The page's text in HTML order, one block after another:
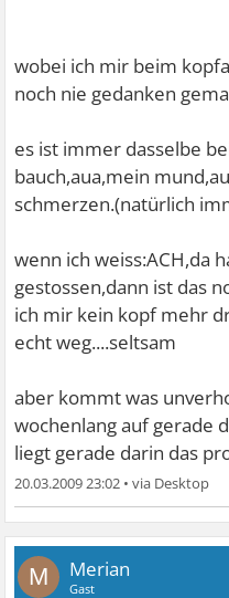
wobei ich mir beim
noch nie gedanken
es ist immer dasselbe
bauch,aua,mein
schmerzen.(natürlich
wenn ich weiss:ACH,da
gestossen,dann ist das
ich mir kein kopf mehr
echt weg....seltsam
aber kommt was
wochenlang auf gerade
liegt gerade darin das
20.03.2009 23:02 •
M Merian
Gast